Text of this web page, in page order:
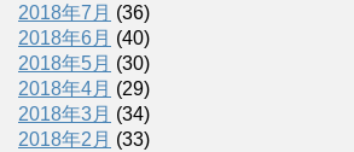
2018年7月 (36)
2018年6月 (40)
2018年5月 (30)
2018年4月 (29)
2018年3月 (34)
2018年2月 (33)